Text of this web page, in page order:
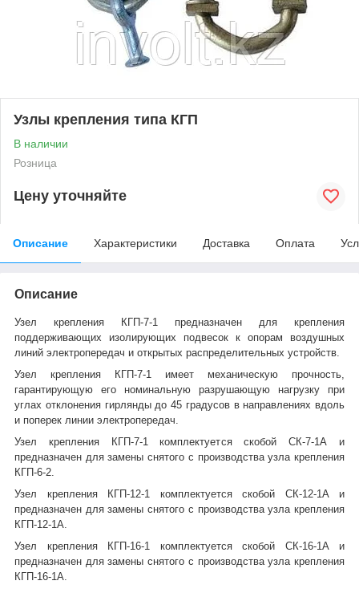
Узлы крепления типа КГП
В наличии
Розница
Цену уточняйте
Описание Характеристики Доставка Оплата
Описание
Узел крепления КГП-7-1 предназначен для крепления
поддерживающих изолирующих подвесок к опорам воздушных
линий электропередач и открытых распределительных устройств.
Узел крепления КГП-7-1 имеет механическую прочность,
гарантирующую его номинальную разрушающую нагрузку при
углах отклонения гирлянды до 45 градусов в направлениях вдоль
и поперек линии электропередач.
Узел крепления КГП-7-1 комплектуется скобой СК-7-1А и
предназначен для замены снятого с производства узла крепления
КГП-6-2.
Узел крепления КГП-12-1 комплектуется скобой СК-12-1А и
предназначен для замены снятого с производства узла крепления
КГП-12-1А.
Узел крепления КГП-16-1 комплектуется скобой СК-16-1А и
предназначен для замены снятого с производства узла крепления
КГП-16-1А.